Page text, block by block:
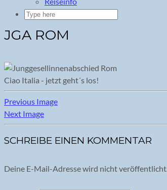
JGA ROM
Ciao Italia - jetzt geht´s los!
Previous Image
Next Image
SCHREIBE EINEN KOMMENTAR
Deine E-Mail-Adresse wird nicht veröffentlicht.